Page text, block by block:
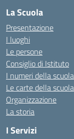
La Scuola
Presentazione
I luoghi
Le persone
Consiglio di Istituto
I numeri della scuola
Le carte della scuola
Organizzazione
La storia
I Servizi